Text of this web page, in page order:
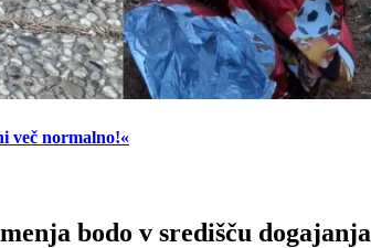
več normalno!«
bodo v središču dogajanja